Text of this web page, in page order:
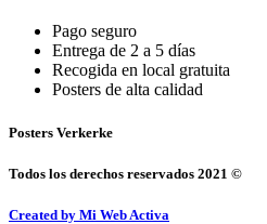
Pago seguro
Entrega de 2 a 5 días
Recogida en local gratuita
Posters de alta calidad
Posters Verkerke
Todos los derechos reservados 2021 ©
Created by Mi Web Activa